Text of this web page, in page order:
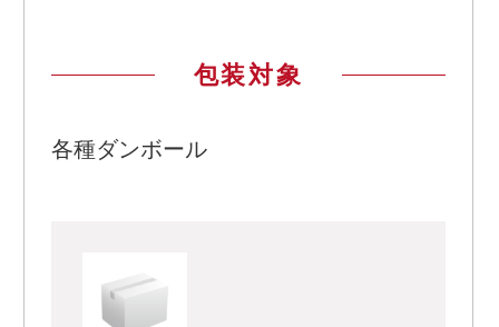
包装対象
各種ダンボール